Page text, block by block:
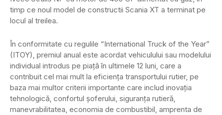
timp ce noul model de constructii Scania XT a terminat pe
locul al treilea.
În conformitate cu regulile “International Truck of the Year”
(ITOY), premiul anual este acordat vehiculului sau modelului
individual introdus pe piață în ultimele 12 luni, care a
contribuit cel mai mult la eficiența transportului rutier, pe
baza mai multor criterii importante care includ inovația
tehnologică, confortul șoferului, siguranța rutieră,
manevrabilitatea, economia de combustibil, amprenta de